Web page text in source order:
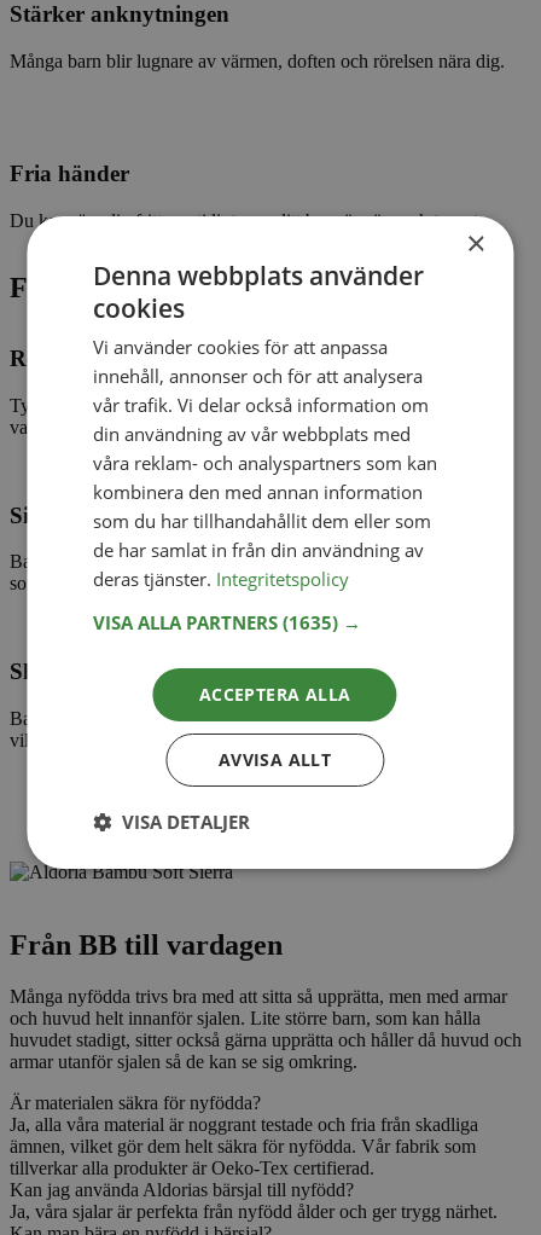
Stärker anknytningen
Många barn blir lugnare av värmen, doften och rörelsen nära dig.
Fria händer
Du kan röra dig fritt samtidigt som ditt barn är nära och tryggt.
Fördelarna med ekologisk bambu
Reglerar temperaturen
Tyget andas och reglerar värme naturligt, så det känns svalt på
varma dagar och behagligt när det är svalare.
Silkeslent mjuk
Bambutrikå känns extra mjuk mot bebisens känsliga hud – nästan
som silke – vilket gör bärandet skönt för både barn och vuxna.
Skonsam mot huden
Bambu har naturligt antibakteriella och allergivänliga egenskaper,
vilket gör det perfekt för känslig babyhud.
Om vår bambutextil
Från BB till vardagen
Många nyfödda trivs bra med att sitta så upprätta, men med armar
och huvud helt innanför sjalen. Lite större barn, som kan hålla
huvudet stadigt, sitter också gärna upprätta och håller då huvud och
armar utanför sjalen så de kan se sig omkring.
Är materialen säkra för nyfödda?
Ja, alla våra material är noggrant testade och fria från skadliga
ämnen, vilket gör dem helt säkra för nyfödda. Vår fabrik som
tillverkar alla produkter är Oeko-Tex certifierad.
Kan jag använda Aldorias bärsjal till nyfödd?
Ja, våra sjalar är perfekta från nyfödd ålder och ger trygg närhet.
×
Denna webbplats använder
cookies
Vi använder cookies för att anpassa
innehåll, annonser och för att analysera
vår trafik. Vi delar också information om
din användning av vår webbplats med
våra reklam- och analyspartners som kan
kombinera den med annan information
som du har tillhandahållit dem eller som
de har samlat in från din användning av
deras tjänster. Integritetspolicy
VISA ALLA PARTNERS(1635) →
ACCEPTERA ALLA
AVVISA ALLT
VISA DETALJER